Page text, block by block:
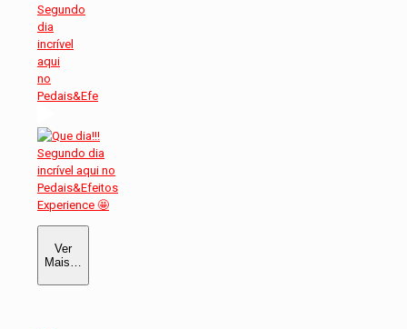
Segundo
dia
incrível
aqui
no
Pedais&Efe
Ver
Mais…